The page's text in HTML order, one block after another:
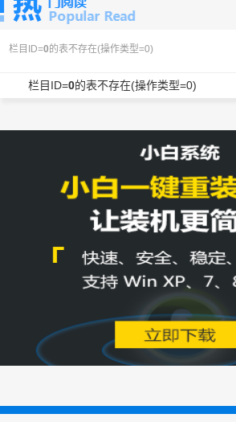
栏目ID=0的表不存在(操作类型=0)
栏目ID=0的表不存在(操作类型=0)